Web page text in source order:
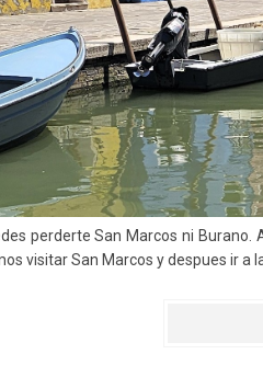
perderte San Marcos ni
visitar San Marcos y despues ir